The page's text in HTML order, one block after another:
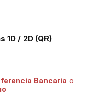
/ 2D (QR)
Bancaria o